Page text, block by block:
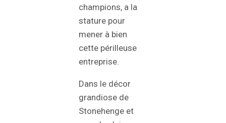
champions, a la
stature pour
mener à bien
cette périlleuse
entreprise.
Dans le décor
grandiose de
Stonehenge et